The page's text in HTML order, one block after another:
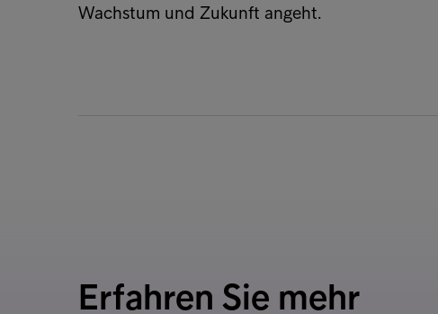
Wachstum und Zukunft angeht.
Erfahren Sie mehr